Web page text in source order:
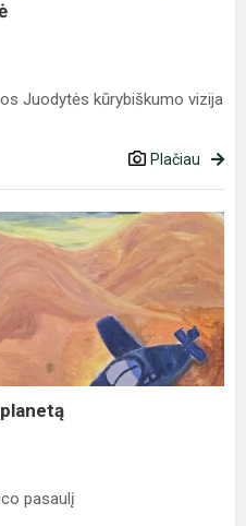
Juodytės kūrybiškumo vizija
Plačiau
pasaulį